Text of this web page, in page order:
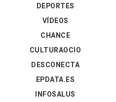
DEPORTES
VÍDEOS
CHANCE
CULTURAOCIO
DESCONECTA
EPDATA.ES
INFOSALUS